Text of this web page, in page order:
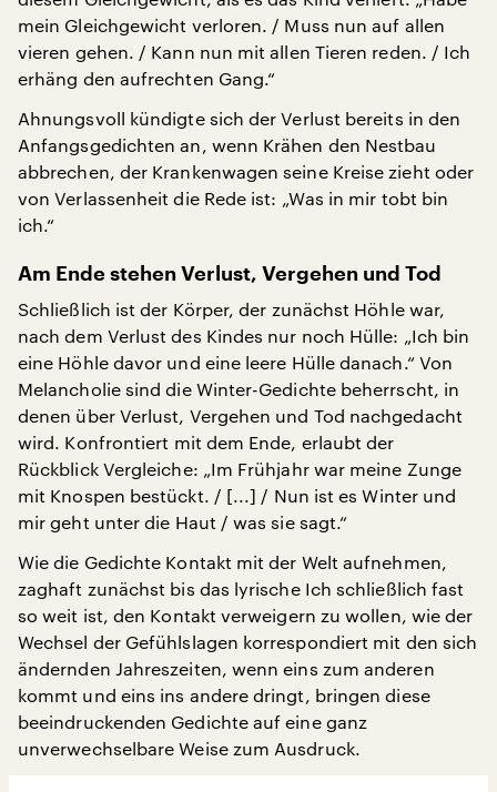
mein Gleichgewicht verloren. / Muss nun auf allen
vieren gehen. / Kann nun mit allen Tieren reden. / Ich
erhäng den aufrechten Gang.“
Ahnungsvoll kündigte sich der Verlust bereits in den
Anfangsgedichten an, wenn Krähen den Nestbau
abbrechen, der Krankenwagen seine Kreise zieht oder
von Verlassenheit die Rede ist: „Was in mir tobt bin
ich.“
Am Ende stehen Verlust, Vergehen und Tod
Schließlich ist der Körper, der zunächst Höhle war,
nach dem Verlust des Kindes nur noch Hülle: „Ich bin
eine Höhle davor und eine leere Hülle danach.“ Von
Melancholie sind die Winter-Gedichte beherrscht, in
denen über Verlust, Vergehen und Tod nachgedacht
wird. Konfrontiert mit dem Ende, erlaubt der
Rückblick Vergleiche: „Im Frühjahr war meine Zunge
mit Knospen bestückt. / [...] / Nun ist es Winter und
mir geht unter die Haut / was sie sagt.“
Wie die Gedichte Kontakt mit der Welt aufnehmen,
zaghaft zunächst bis das lyrische Ich schließlich fast
so weit ist, den Kontakt verweigern zu wollen, wie der
Wechsel der Gefühlslagen korrespondiert mit den sich
ändernden Jahreszeiten, wenn eins zum anderen
kommt und eins ins andere dringt, bringen diese
beeindruckenden Gedichte auf eine ganz
unverwechselbare Weise zum Ausdruck.